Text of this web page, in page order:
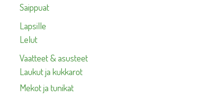
Saippuat
Lapsille
Lelut
Vaatteet & asusteet
Laukut ja kukkarot
Mekot ja tunikat